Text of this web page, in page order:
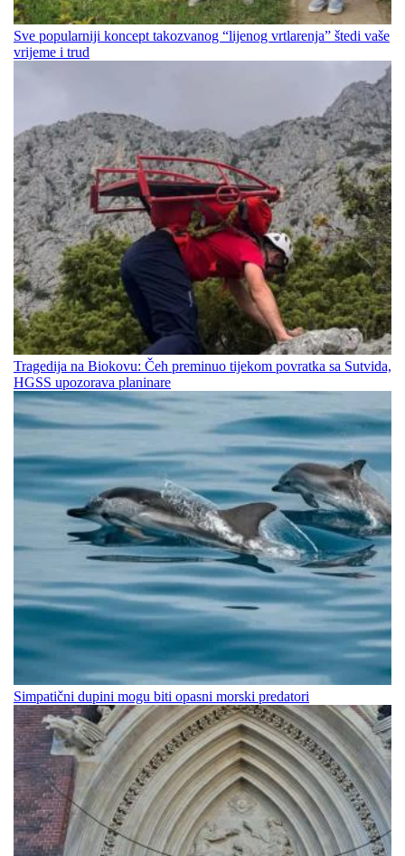
Sve popularniji koncept takozvanog “lijenog vrtlarenja” štedi vaše
vrijeme i trud
Tragedija na Biokovu: Čeh preminuo tijekom povratka sa Sutvida,
HGSS upozorava planinare
Simpatični dupini mogu biti opasni morski predatori